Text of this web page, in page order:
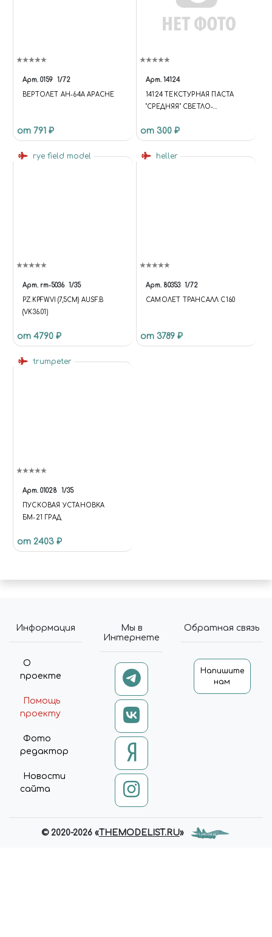
Арт. 0159 1/72
ВЕРТОЛЕТ AH-64A APACHE
от 791 ₽
Арт. 14124
14124 ТЕКСТУРНАЯ ПАСТА
"СРЕДНЯЯ" СВЕТЛО-
от 300 ₽
rye field model
Арт. rm-5036 1/35
PZ.KPFW.VI (7,5CM) AUSF.B
(VK36.01)
от 4790 ₽
heller
Арт. 80353 1/72
САМОЛЕТ ТРАНСАЛЛ C160
от 3789 ₽
trumpeter
Арт. 01028 1/35
ПУСКОВАЯ УСТАНОВКА
БМ-21 ГРАД
от 2403 ₽
Информация
О
проекте
Помощь
проекту
Фото
редактор
Новости
сайта
Мы в
Интернете
Обратная связь
Напишите
нам
© 2020-2026 «THEMODELIST.RU»